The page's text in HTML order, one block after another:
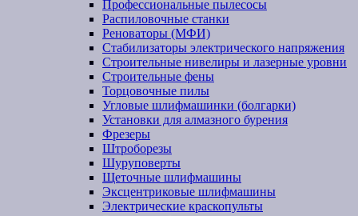
Профессиональные пылесосы
Распиловочные станки
Реноваторы (МФИ)
Стабилизаторы электрического напряжения
Строительные нивелиры и лазерные уровни
Строительные фены
Торцовочные пилы
Угловые шлифмашинки (болгарки)
Установки для алмазного бурения
Фрезеры
Штроборезы
Шуруповерты
Щеточные шлифмашины
Эксцентриковые шлифмашины
Электрические краскопульты